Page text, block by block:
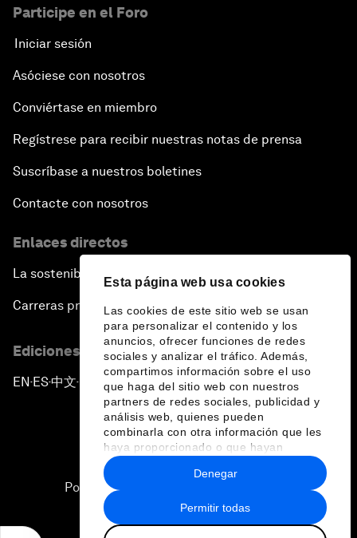
Esta página web usa cookies
Las cookies de este sitio web se usan
para personalizar el contenido y los
anuncios, ofrecer funciones de redes
sociales y analizar el tráfico. Además,
compartimos información sobre el uso
que haga del sitio web con nuestros
partners de redes sociales, publicidad y
análisis web, quienes pueden
combinarla con otra información que les
haya proporcionado o que hayan
recopilado a partir del uso que haya
hecho de sus servicios.
Permitir todas
Denegar
Participe en el Foro
Iniciar sesión
Asóciese con nosotros
Conviértase en miembro
Regístrese para recibir nuestras notas de prensa
Suscríbase a nuestros boletines
Contacte con nosotros
Enlaces directos
La sostenibilidad en el Foro
Carreras profesionales
Ediciones en otros idiomas
EN ▪ES▪中文▪ 日本語
Política de privacidad y normas de uso
Sitemap